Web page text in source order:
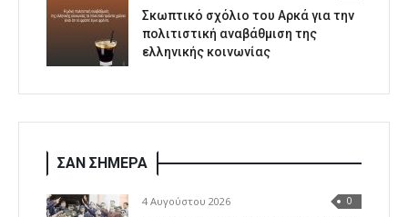
Σκωπτικό σχόλιο του Αρκά για την
πολιτιστική αναβάθμιση της
ελληνικής κοινωνίας
ΣΑΝ ΣΗΜΕΡΑ
4 Αυγούστου 2026 0